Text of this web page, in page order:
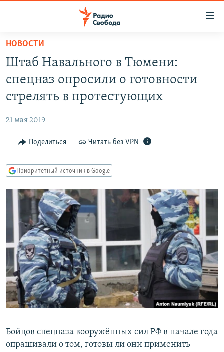
упрощенного
доступа
основному
Вернутся
Вернутся
поиску
ПРОГРАММЫ
АВТОРСКИЕ ПРОЕКТЫ
МНЕНИЯ
КУЛЬТУРА
КАВКАЗ.РЕАЛИИ
СЕВЕР.РЕАЛИИ
СИБИРЬ.РЕАЛИИ
РАСПИСАНИЕ ВЕЩАНИЯ
ПОДПИШИТЕСЬ НА РАССЫЛКУ
СОЦИАЛЬНЫЕ СЕТИ
Все сайты РСЕ/РС
НОВОСТИ
Штаб Навального в Тюмени:
спецназ опросили о готовности
стрелять в протестующих
21 мая 2019
Поделиться Читать без VPN
Приоритетный источник в Google
Бойцов спецназа вооружённых сил РФ в начале года
опрашивали о том, готовы ли они применить